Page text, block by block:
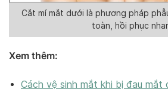
Cắt mí mắt dưới là phương pháp
toàn, hồi phục
Xem thêm:
Cách vệ sinh mắt khi bị đau mắt